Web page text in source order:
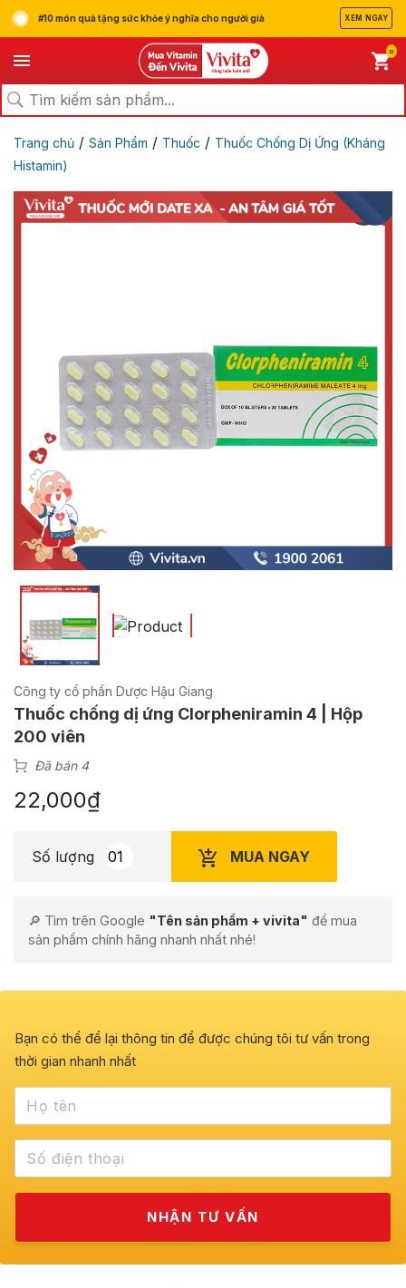
#10 món quà tặng sức khỏe ý nghĩa cho người già XEM NGAY
0
Trang chủ / Sản Phẩm / Thuốc / Thuốc Chống Dị Ứng (Kháng
Histamin)
Công ty cổ phần Dược Hậu Giang
Thuốc chống dị ứng Clorpheniramin 4 | Hộp
200 viên
Đã bán 4
22,000₫
Số lượng MUA NGAY
🔎 Tìm trên Google "Tên sản phẩm + vivita" để mua
sản phẩm chính hãng nhanh nhất nhé!
Bạn có thể để lại thông tin để được chúng tôi tư vấn trong
thời gian nhanh nhất